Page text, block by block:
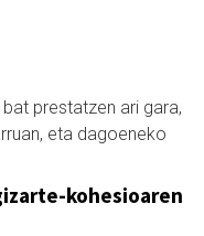
prestatzen ari gara,
eta dagoeneko
kohesioaren